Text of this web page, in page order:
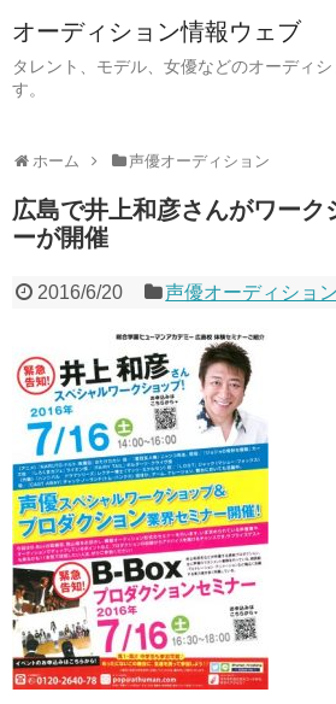
オーディション情報ウェブ
タレント、モデル、女優などのオーディ
す。
ホーム 声優オーディション
広島で井上和彦さんがワーク
ーが開催
2016/6/20 声優オーディション